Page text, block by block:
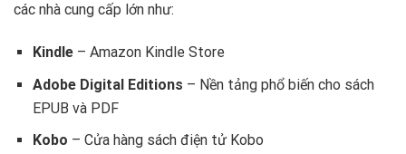
các nhà cung cấp lớn như:
Kindle– Amazon Kindle Store
Adobe Digital Editions – Nền tảng phổ biến cho sách
EPUB và PDF
Kobo – Cửa hàng sách điện tử Kobo